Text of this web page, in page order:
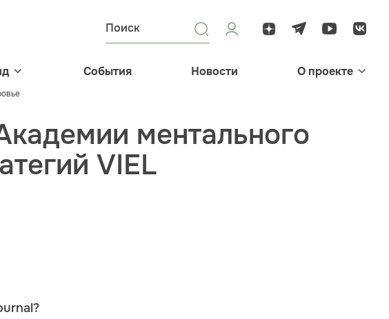
События Новости О проекте
ментального
VIEL